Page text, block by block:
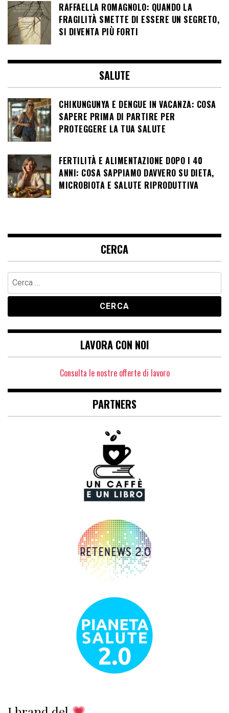
RAFFAELLA ROMAGNOLO: QUANDO LA
FRAGILITÀ SMETTE DI ESSERE UN SEGRETO,
SI DIVENTA PIÙ FORTI
SALUTE
CHIKUNGUNYA E DENGUE IN VACANZA: COSA
SAPERE PRIMA DI PARTIRE PER
PROTEGGERE LA TUA SALUTE
FERTILITÀ E ALIMENTAZIONE DOPO I 40
ANNI: COSA SAPPIAMO DAVVERO SU DIETA,
MICROBIOTA E SALUTE RIPRODUTTIVA
CERCA
Ricerca
per:
LAVORA CON NOI
Consulta le nostre offerte di lavoro
PARTNERS